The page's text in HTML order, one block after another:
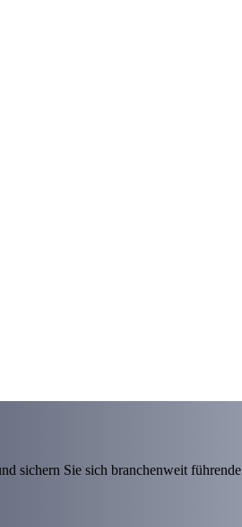
sichern Sie sich branchenweit führende